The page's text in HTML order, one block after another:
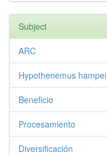
Subject
ARC
Hypothenemus hampei
Beneficio
Procesamiento
Diversificación